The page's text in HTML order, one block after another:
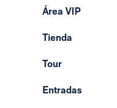
Área VIP
Tienda
Tour
Entradas